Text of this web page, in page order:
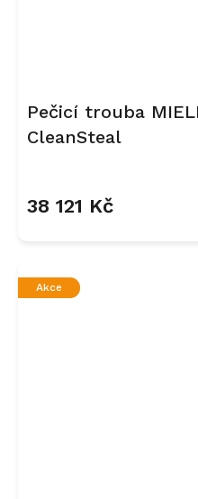
Pečicí trouba
CleanSteal
38 121 Kč
Akce